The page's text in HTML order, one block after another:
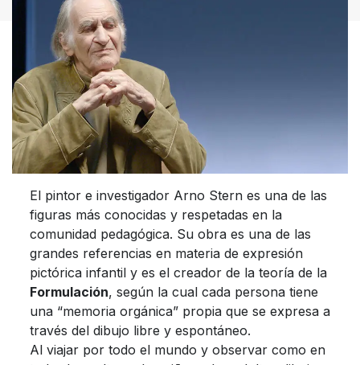
El pintor e investigador Arno Stern es una de las
figuras más conocidas y respetadas en la
comunidad pedagógica. Su obra es una de las
grandes referencias en materia de expresión
pictórica infantil y es el creador de la teoría de la
Formulación, según la cual cada persona tiene
una “memoria orgánica” propia que se expresa a
través del dibujo libre y espontáneo.
Al viajar por todo el mundo y observar como en